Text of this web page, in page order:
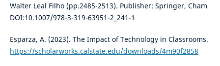
Walter Leal Filho (pp.2485-2513). Publisher: Springer, Cham
DOI:10.1007/978-3-319-63951-2_241-1
Esparza, A. (2023). The Impact of Technology in Classrooms.
https://scholarworks.calstate.edu/downloads/4m90f2858